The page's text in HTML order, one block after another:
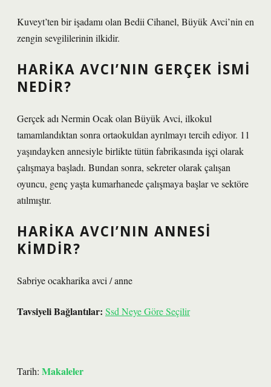
Kuveyt’ten bir işadamı olan Bedii Cihanel, Büyük Avci’nin en
zengin sevgililerinin ilkidir.
HARIKA AVCI’NIN GERÇEK ISMI
NEDIR?
Gerçek adı Nermin Ocak olan Büyük Avci, ilkokul
tamamlandıktan sonra ortaokuldan ayrılmayı tercih ediyor. 11
yaşındayken annesiyle birlikte tütün fabrikasında işçi olarak
çalışmaya başladı. Bundan sonra, sekreter olarak çalışan
oyuncu, genç yaşta kumarhanede çalışmaya başlar ve sektöre
atılmıştır.
HARIKA AVCI’NIN ANNESI
KIMDIR?
Sabriye ocakharika avci / anne
Tavsiyeli Bağlantılar: Ssd Neye Göre Seçilir
Tarih: Makaleler